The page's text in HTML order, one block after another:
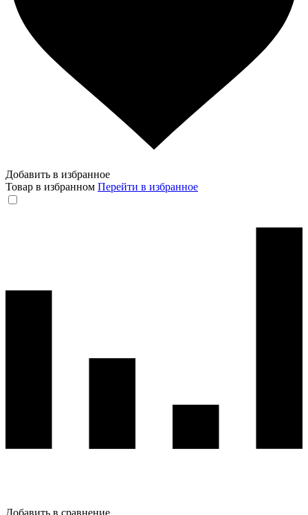
Добавить в избранное
Товар в избранном Перейти в избранное
Добавить в сравнение